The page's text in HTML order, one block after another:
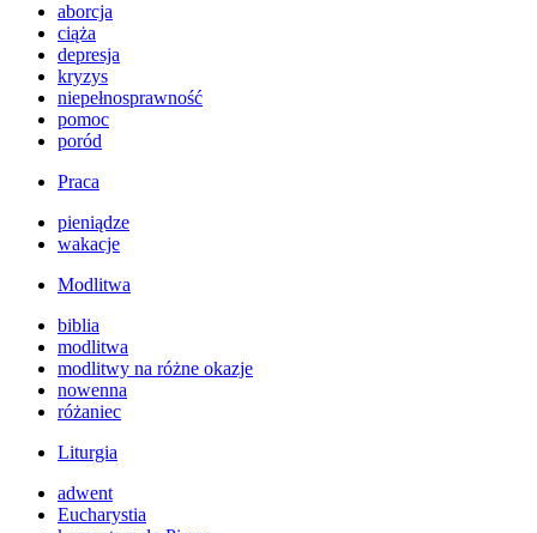
aborcja
ciąża
depresja
kryzys
niepełnosprawność
pomoc
poród
Praca
pieniądze
wakacje
Modlitwa
biblia
modlitwa
modlitwy na różne okazje
nowenna
różaniec
Liturgia
adwent
Eucharystia